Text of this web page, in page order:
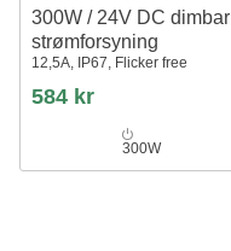
300W / 24V DC dimbar
strømforsyning
12,5A, IP67, Flicker free
584 kr
300W